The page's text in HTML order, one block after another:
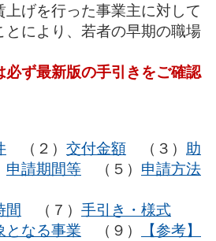
上げを行った事業主に対して
とにより、若者の早期の職場
ず最新版の手引きをご確認
（２） 交付金額 （３）
助
申請期間等 （５） 申請方法
間 （７） 手引き・様式
となる事業 （９）
【参考】